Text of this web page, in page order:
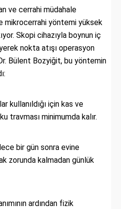
ve cerrahi müdahale
mikrocerrahi yöntemi yüksek
Skopi cihazıyla boynun iç
nokta atışı operasyon
Bülent Bozyiğit, bu yöntemin
kullanıldığı için kas ve
travması minimumda kalır.
bir gün sonra evine
zorunda kalmadan günlük
ardından fizik